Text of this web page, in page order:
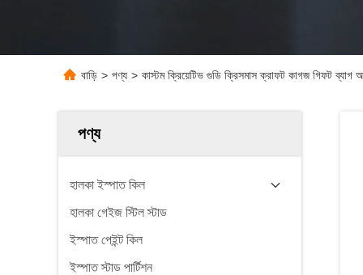
বাড়ি > পণ্য > কাস্টম ক্রিয়েটিভ গুডি ক্রিসমাস ক্রাফট কাগজ গিফট ব্যাগ
পণ্য
হালকা ইস্পাত কিল
হালকা গেইজ স্টিল স্টাড
ইস্পাত পেইন্ট কিল
ইস্পাত স্টাড পার্টিশন